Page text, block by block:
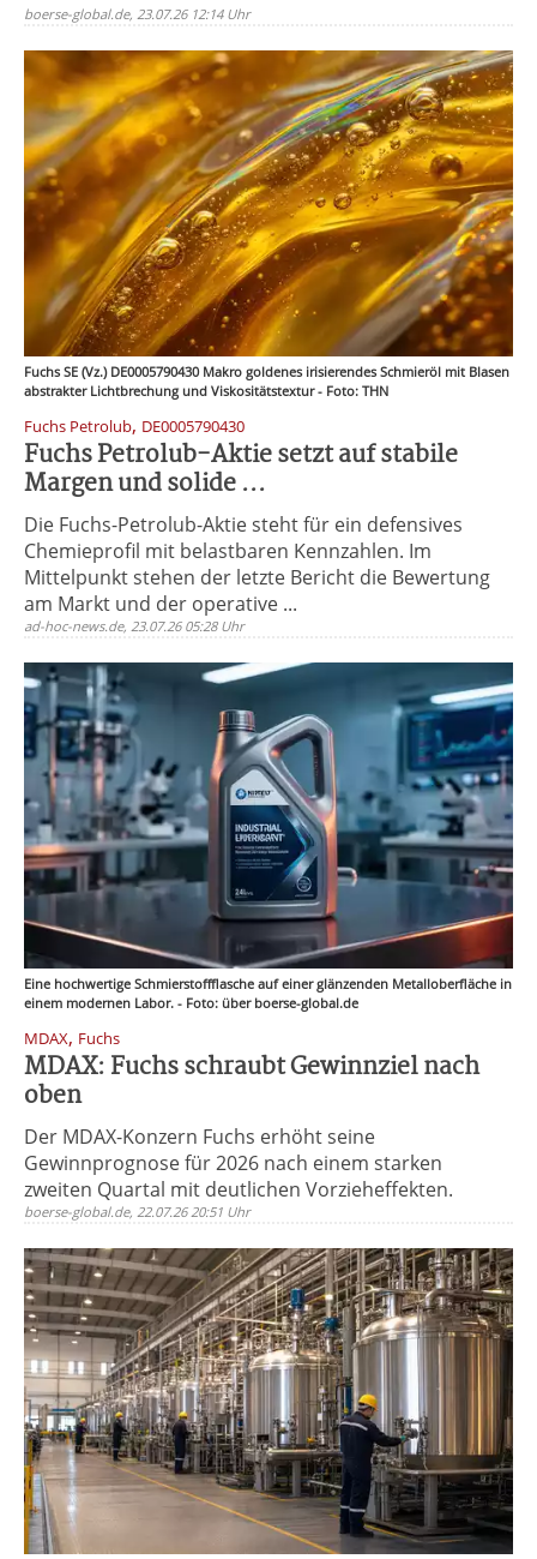
boerse-global.de, 23.07.26 12:14 Uhr
Fuchs SE (Vz.) DE0005790430 Makro goldenes irisierendes Schmieröl mit Blasen
abstrakter Lichtbrechung und Viskositätstextur - Foto: THN
Fuchs Petrolub, DE0005790430
Fuchs Petrolub-Aktie setzt auf stabile
Margen und solide ...
Die Fuchs-Petrolub-Aktie steht für ein defensives
Chemieprofil mit belastbaren Kennzahlen. Im
Mittelpunkt stehen der letzte Bericht die Bewertung
am Markt und der operative ...
ad-hoc-news.de, 23.07.26 05:28 Uhr
Eine hochwertige Schmierstoffflasche auf einer glänzenden Metalloberfläche in
einem modernen Labor. - Foto: über boerse-global.de
MDAX, Fuchs
MDAX: Fuchs schraubt Gewinnziel nach
oben
Der MDAX-Konzern Fuchs erhöht seine
Gewinnprognose für 2026 nach einem starken
zweiten Quartal mit deutlichen Vorzieheffekten.
boerse-global.de, 22.07.26 20:51 Uhr